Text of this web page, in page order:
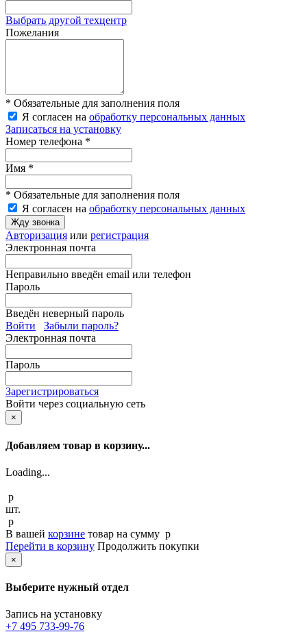
Выбрать другой техцентр
Пожелания
* Обязательные для заполнения поля
Я согласен на обработку персональных данных
Записаться на установку
Номер телефона *
Имя *
* Обязательные для заполнения поля
Я согласен на обработку персональных данных
Жду звонка
Авторизация или регистрация
Электронная почта
Неправильно введён email или телефон
Пароль
Введён неверный пароль
Войти
Забыли пароль?
Электронная почта
Пароль
Зарегистрироваться
Войти через социальную сеть
×
Добавляем товар в корзину...
Loading...
p
шт.
p
В вашей корзине товар на сумму p
Перейти в корзину Продолжить покупки
×
Выберите нужный отдел
Запись на установку
+7 495 733-99-76